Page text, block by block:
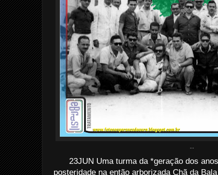
23JUN Uma turma da *geração dos
posteridade na então arborizada Chã da